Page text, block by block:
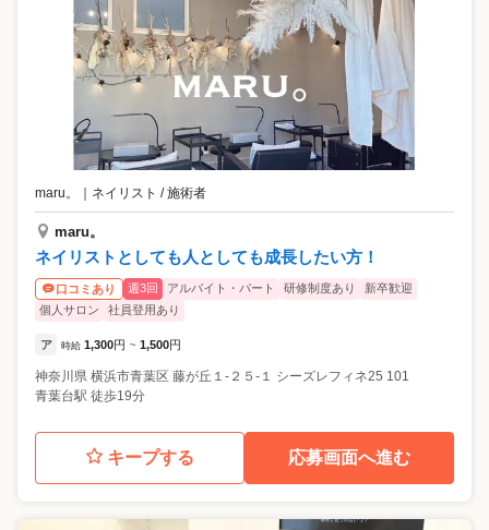
maru。 ネイリスト / 施術者
maru。
ネイリストとしても人としても成長したい方！
口コミあり 週3回 アルバイト・パート 研修制度あり
新卒歓迎
個人サロン
社員登用あり
ア 時給 1,300円 ~ 1,500円
神奈川県 横浜市青葉区 藤が丘１-２５-１ シーズレフィネ25 101
青葉台駅 徒歩19分
キープする 応募画面へ進む